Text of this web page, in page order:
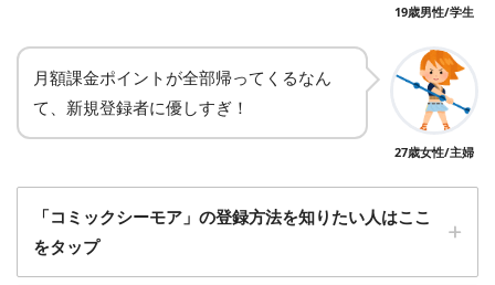
19歳男性/学生
月額課金ポイントが全部帰ってくるなん
て、新規登録者に優しすぎ！
27歳女性/主婦
「コミックシーモア」の登録方法を知りたい人はここ
をタップ